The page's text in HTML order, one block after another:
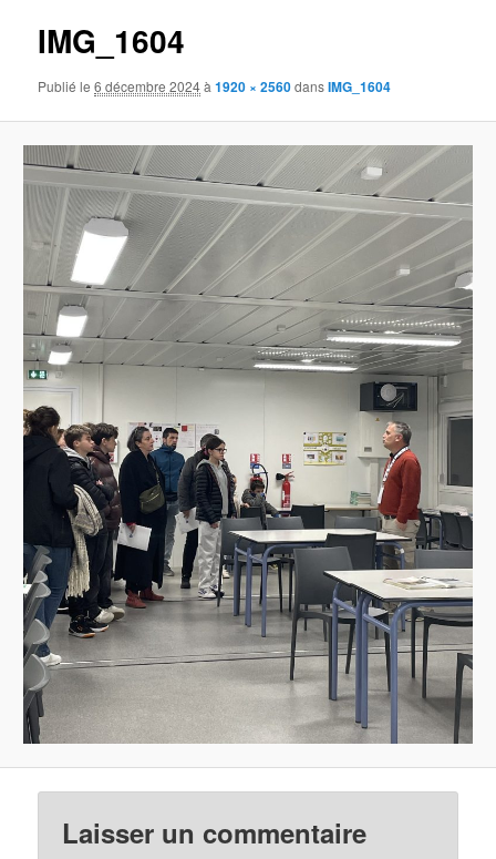
IMG_1604
Publié le6 décembre 2024à1920 × 2560dansIMG_1604
Laisser un commentaire